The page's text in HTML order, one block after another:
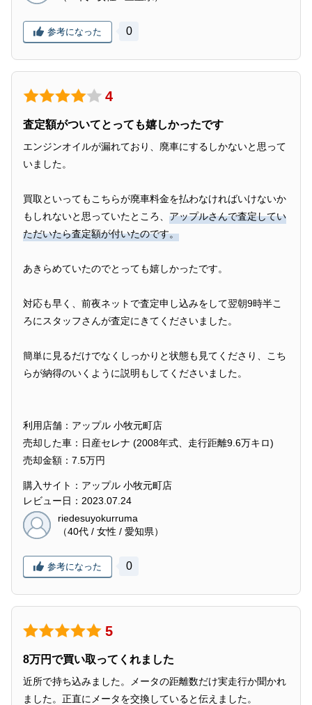
参考になった 0
4
査定額がついてとっても嬉しかったです
エンジンオイルが漏れており、廃車にするしかないと思って
いました。
買取といってもこちらが廃車料金を払わなければいけないか
もしれないと思っていたところ、 アップルさんで査定してい
ただいたら査定額が付いたのです。
あきらめていたのでとっても嬉しかったです。
対応も早く、前夜ネットで査定申し込みをして翌朝9時半こ
ろにスタッフさんが査定にきてくださいました。
簡単に見るだけでなくしっかりと状態も見てくださり、こち
らが納得のいくように説明もしてくださいました。
利用店舗：アップル 小牧元町店
売却した車：日産セレナ (2008年式、走行距離9.6万キロ)
売却金額：7.5万円
購入サイト：アップル 小牧元町店
レビュー日：2023.07.24
riedesuyokurruma
（40代 / 女性 / 愛知県）
参考になった 0
5
8万円で買い取ってくれました
近所で持ち込みました。メータの距離数だけ実走行か聞かれ
ました。正直にメータを交換していると伝えました。